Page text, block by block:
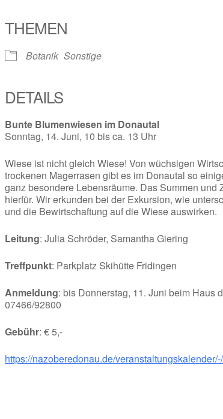
THEMEN
Botanik Sonstige
DETAILS
Bunte Blumenwiesen im Donautal
Sonntag, 14. Juni, 10 bis ca. 13 Uhr
Wiese ist nicht gleich Wiese! Von wüchsigen
trockenen Magerrasen gibt es im Donautal so
ganz besondere Lebensräume. Das Summen
hierfür. Wir erkunden bei der Exkursion, wie
und die Bewirtschaftung auf die Wiese auswirken.
Leitung: Julia Schröder, Samantha Giering
Treffpunkt: Parkplatz Skihütte Fridingen
Anmeldung: bis Donnerstag, 11. Juni beim Haus
07466/92800
Gebühr: € 5,-
https://nazoberedonau.de/